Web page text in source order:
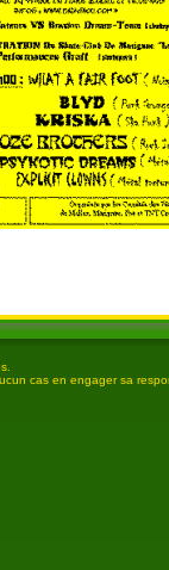
cas en engager sa